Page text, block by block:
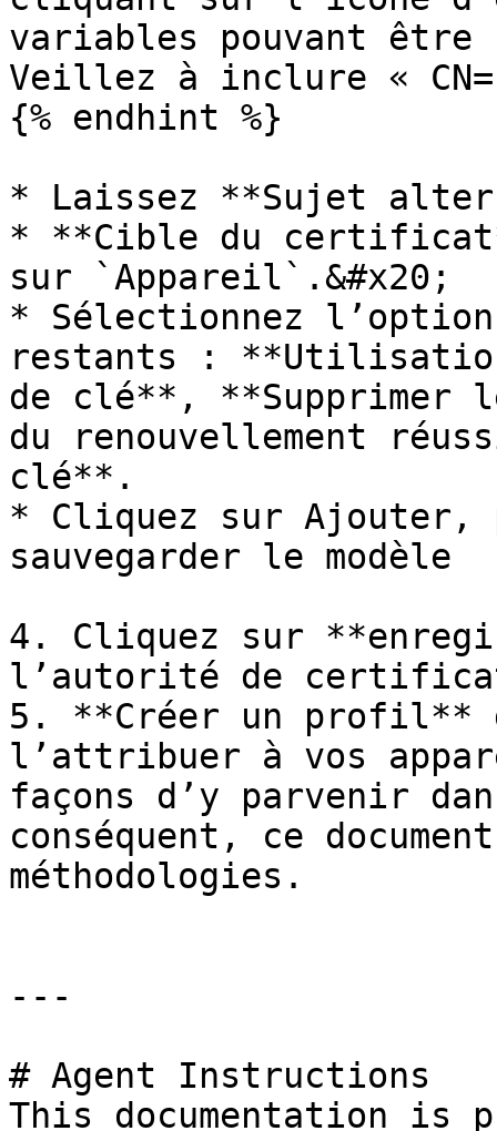
variables pouvant
Veillez à inclure «
{% endhint %}
* Laissez **Sujet
* **Cible du
sur `Appareil`.&#x20;
* Sélectionnez
restants :
de clé**,
du renouvellement
clé**.
* Cliquez sur Ajouter,
sauvegarder le modèle
4. Cliquez sur
l’autorité de
5. **Créer un profil**
l’attribuer à vos
façons d’y parvenir
conséquent, ce
méthodologies.
---
# Agent Instructions
This documentation is